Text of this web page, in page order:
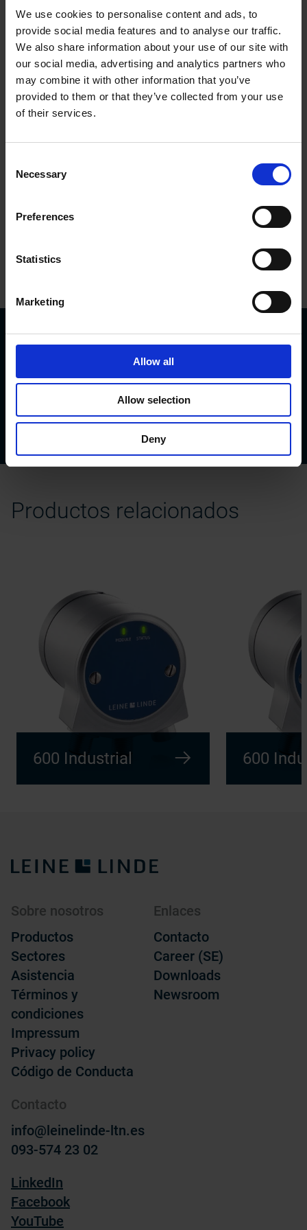
We use cookies to personalise content and ads, to
provide social media features and to analyse our traffic.
We also share information about your use of our site with
our social media, advertising and analytics partners who
may combine it with other information that you’ve
provided to them or that they’ve collected from your use
of their services.
Selection
Necessary
Preferences
Statistics
Marketing
Allow all
Allow selection
Deny
PROFINET
Datos técnicos
Supply
voltage
9…30 Vdc
Input
Output
PROFIBUS, PROFINET, Position,
Encapsulation
Temperature
Contáctenos
Descargar
Datasheet PROFIBUS
Datasheet PROFINET
Flyer shielding connection
Productos relacionados
600 Industrial 600
Sobre nosotros
Productos
Sectores
Asistencia
Términos y
condiciones
Impressum
Privacy policy
Código de Conducta
Enlaces
Contacto
Career (SE)
Downloads
Newsroom
Contacto
info@leinelinde-ltn.es
093-574 23 02
LinkedIn
Facebook
YouTube